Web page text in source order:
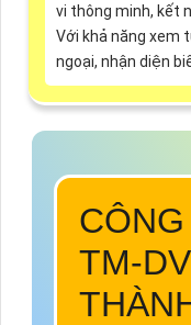
vi thông minh, kết
Với khả năng xem
ngoại, nhận diện
TM-